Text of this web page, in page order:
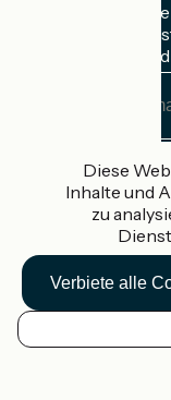
DE
Erhalten Sie
Rad in Ihrem
Meine E-Mail-
Adresse
Gefördert im
Accueil Vélo Pro
Kontakt
Rechtliche
Diese
Inhalte und
zu
Verbiete alle